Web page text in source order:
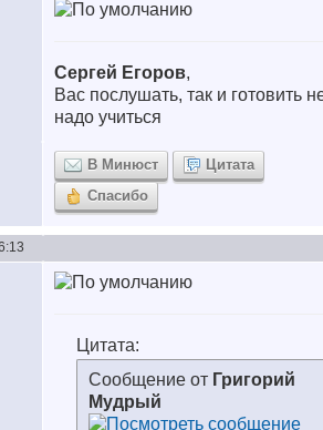
Сергей Егоров,
Вас послушать, так и готовить
надо учиться
В Минюст
Цитата
Спасибо
Цитата:
Сообщение от Григорий
Мудрый